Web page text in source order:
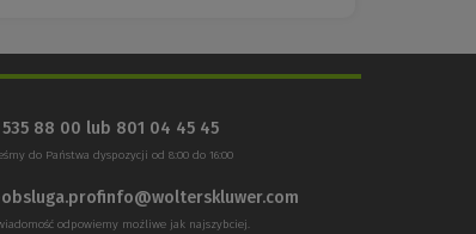
535 88 00 lub 801 04 45 45
do Państwa dyspozycji od 8:00 do 16:00
odpowiemy możliwe jak najszybciej.